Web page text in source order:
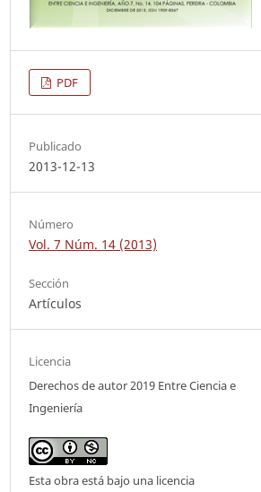
PDF
Publicado
2013-12-13
Número
Vol. 7 Núm. 14 (2013)
Sección
Artículos
Licencia
Derechos de autor 2019 Entre Ciencia e
Ingeniería
Esta obra está bajo una licencia